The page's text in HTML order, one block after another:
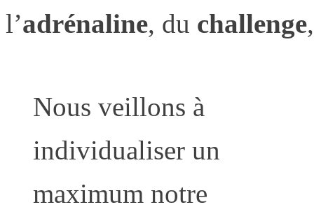
l’adrénaline, du challenge
Nous veillons à
individualiser un
maximum notre